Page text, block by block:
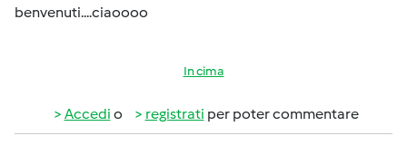
benvenuti....ciaoooo
In cima
Accedi o registrati per poter commentare